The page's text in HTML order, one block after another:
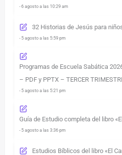
- 6 agosto a las 10:29 am
32 Historias de Jesús para
- 5 agosto a las 5:59 pm
Programas de Escuela Sabática
– PDF y PPTX – TERCER
- 5 agosto a las 5:21 pm
Guía de Estudio completa del libro
- 5 agosto a las 3:36 pm
Estudios Bíblicos del libro «El